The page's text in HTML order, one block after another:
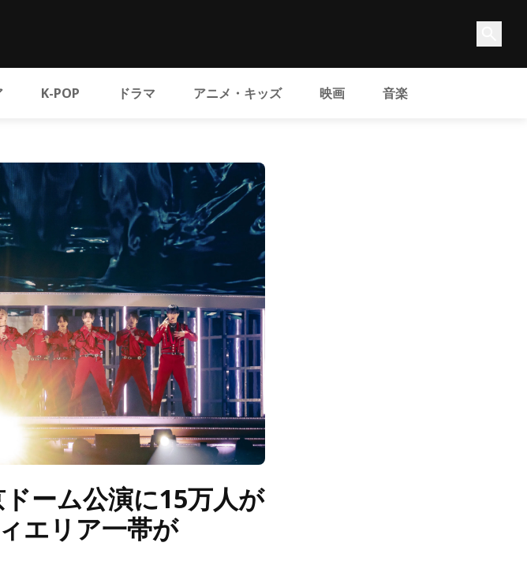
K-POP ドラマ アニメ・キッズ 映画 音楽
ドーム公演に15万人が
エリア一帯が